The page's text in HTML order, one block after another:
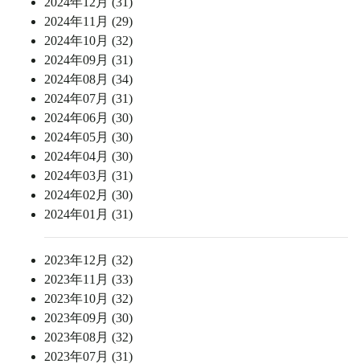
2024年11月 (29)
2024年10月 (32)
2024年09月 (31)
2024年08月 (34)
2024年07月 (31)
2024年06月 (30)
2024年05月 (30)
2024年04月 (30)
2024年03月 (31)
2024年02月 (30)
2024年01月 (31)
2023年12月 (32)
2023年11月 (33)
2023年10月 (32)
2023年09月 (30)
2023年08月 (32)
2023年07月 (31)